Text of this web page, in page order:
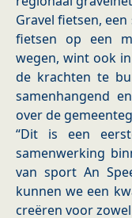
Gravel fietsen,
fietsen op een
wegen, wint ook
de krachten te
samenhangend
over de
“Dit is een
samenwerking
van sport An
kunnen we een
creëren voor